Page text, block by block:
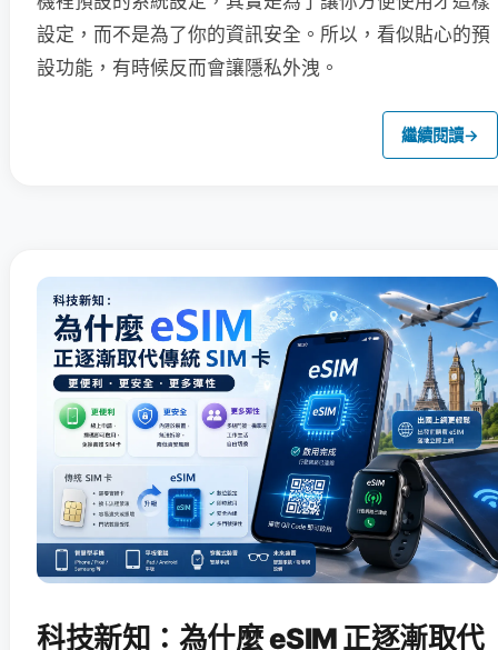
設定，而不是為了你的資訊安全。所以，看似貼心的預
設功能，有時候反而會讓隱私外洩。
繼續閱讀→
科技新知：為什麼 eSIM 正逐漸取代